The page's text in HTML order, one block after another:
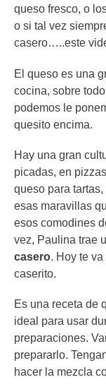
queso fresco, o
o si tal vez
casero…..este
El queso es una
cocina, sobre
podemos le
quesito encima.
Hay una gran
picadas, en
queso para
esas maravillas
esos comodines
vez, Paulina trae
casero. Hoy te
caserito.
Es una receta de
ideal para usar
preparaciones.
prepararlo.
hacer la mezcla